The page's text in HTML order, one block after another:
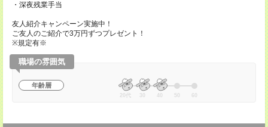
・深夜残業手当
友人紹介キャンペーン実施中！
ご友人のご紹介で3万円ずつプレゼント！
※規定有※
職場の雰囲気
年齢層
20代 30 40 50 60